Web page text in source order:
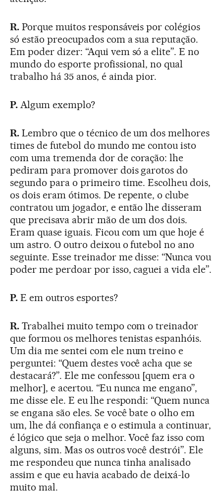
R. Porque muitos responsáveis por colégios
só estão preocupados com a sua reputação.
Em poder dizer: “Aqui vem só a elite”. E no
mundo do esporte profissional, no qual
trabalho há 35 anos, é ainda pior.
P. Algum exemplo?
R. Lembro que o técnico de um dos melhores
times de futebol do mundo me contou isto
com uma tremenda dor de coração: lhe
pediram para promover dois garotos do
segundo para o primeiro time. Escolheu dois,
os dois eram ótimos. De repente, o clube
contratou um jogador, e então lhe disseram
que precisava abrir mão de um dos dois.
Eram quase iguais. Ficou com um que hoje é
um astro. O outro deixou o futebol no ano
seguinte. Esse treinador me disse: “Nunca vou
poder me perdoar por isso, caguei a vida ele”.
P. E em outros esportes?
R. Trabalhei muito tempo com o treinador
que formou os melhores tenistas espanhóis.
Um dia me sentei com ele num treino e
perguntei: “Quem destes você acha que se
destacará?”. Ele me confessou [quem era o
melhor], e acertou. “Eu nunca me engano”,
me disse ele. E eu lhe respondi: “Quem nunca
se engana são eles. Se você bate o olho em
um, lhe dá confiança e o estimula a continuar,
é lógico que seja o melhor. Você faz isso com
alguns, sim. Mas os outros você destrói”. Ele
me respondeu que nunca tinha analisado
assim e que eu havia acabado de deixá-lo
muito mal.